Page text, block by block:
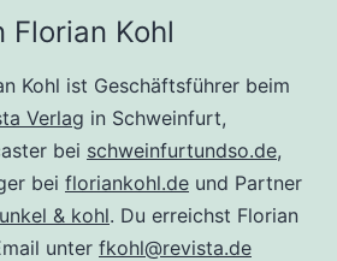
Florian Kohl
Kohl ist Geschäftsführer beim
Verlag in Schweinfurt,
bei schweinfurtundso.de,
bei floriankohl.de und Partner
& kohl. Du erreichst Florian
unter fkohl@revista.de